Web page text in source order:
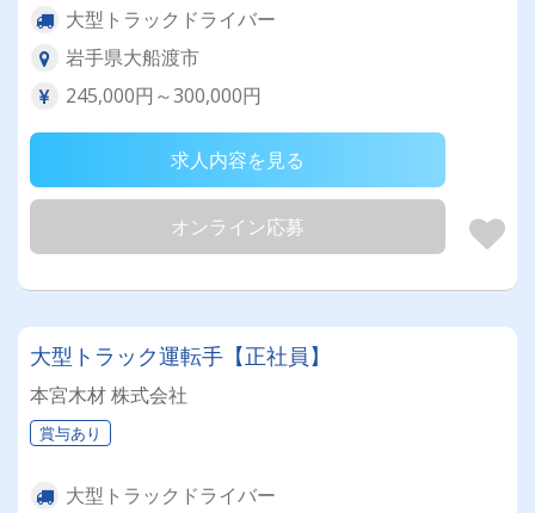
大型トラックドライバー
岩手県大船渡市
245,000円～300,000円
求人内容を見る
オンライン応募
大型トラック運転手【正社員】
本宮木材 株式会社
賞与あり
大型トラックドライバー